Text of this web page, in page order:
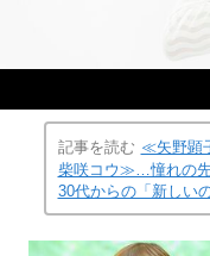
記事を読む ≪矢野
柴咲コウ≫…憧れの先
30代からの「新しい